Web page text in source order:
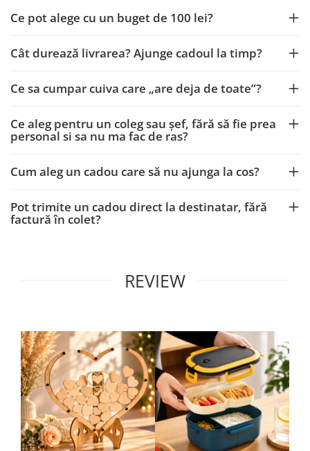
Ce pot alege cu un buget de 100 lei?
Cât durează livrarea? Ajunge cadoul la timp?
Ce sa cumpar cuiva care „are deja de toate”?
Ce aleg pentru un coleg sau șef, fără să fie prea
personal si sa nu ma fac de ras?
Cum aleg un cadou care să nu ajunga la cos?
Pot trimite un cadou direct la destinatar, fără
factură în colet?
REVIEW